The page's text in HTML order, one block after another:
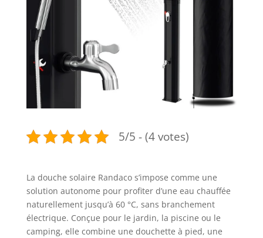
5/5 - (4 votes)
La douche solaire Randaco s’impose comme une
solution autonome pour profiter d’une eau chauffée
naturellement jusqu’à 60 °C, sans branchement
électrique. Conçue pour le jardin, la piscine ou le
camping, elle combine une douchette à pied, une